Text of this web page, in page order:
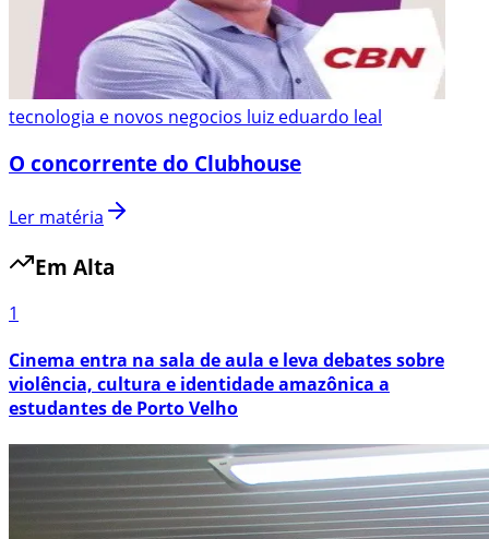
tecnologia e novos negocios luiz eduardo leal
O concorrente do Clubhouse
Ler matéria
Em Alta
1
Cinema entra na sala de aula e leva debates sobre
violência, cultura e identidade amazônica a
estudantes de Porto Velho